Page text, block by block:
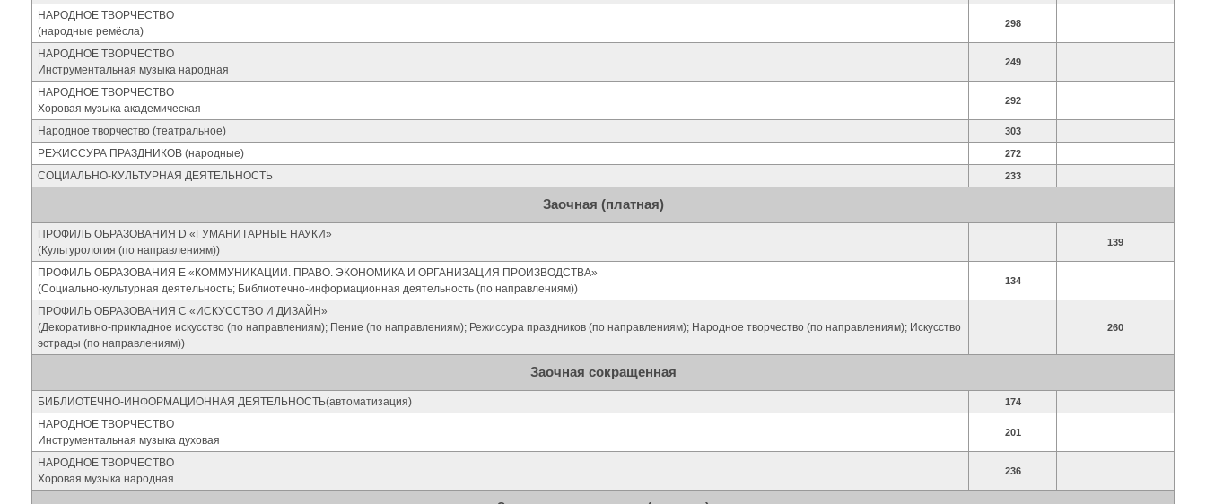
НАРОДНОЕ ТВОРЧЕСТВО
(народные ремёсла)
298
НАРОДНОЕ ТВОРЧЕСТВО
Инструментальная музыка народная
249
НАРОДНОЕ ТВОРЧЕСТВО
Хоровая музыка академическая
292
Народное творчество (театральное) 303
РЕЖИССУРА ПРАЗДНИКОВ (народные) 272
СОЦИАЛЬНО-КУЛЬТУРНАЯ ДЕЯТЕЛЬНОСТЬ 233
Заочная (платная)
ПРОФИЛЬ ОБРАЗОВАНИЯ D «ГУМАНИТАРНЫЕ НАУКИ»
(Культурология (по направлениям))
139
ПРОФИЛЬ ОБРАЗОВАНИЯ Е «КОММУНИКАЦИИ. ПРАВО. ЭКОНОМИКА И ОРГАНИЗАЦИЯ ПРОИЗВОДСТВА»
(Социально-культурная деятельность; Библиотечно-информационная деятельность (по направлениям))
134
ПРОФИЛЬ ОБРАЗОВАНИЯ С «ИСКУССТВО И ДИЗАЙН»
(Декоративно-прикладное искусство (по направлениям); Пение (по направлениям); Режиссура праздников (по направлениям); Народное творчество (по направлениям); Искусство
эстрады (по направлениям))
260
Заочная сокращенная
БИБЛИОТЕЧНО-ИНФОРМАЦИОННАЯ ДЕЯТЕЛЬНОСТЬ(автоматизация) 174
НАРОДНОЕ ТВОРЧЕСТВО
Инструментальная музыка духовая
201
НАРОДНОЕ ТВОРЧЕСТВО
Хоровая музыка народная
236